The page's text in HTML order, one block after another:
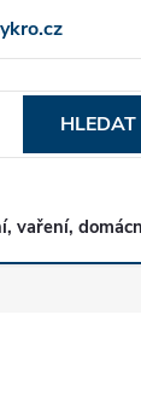
při reklamaci
HLEDAT
vaření,